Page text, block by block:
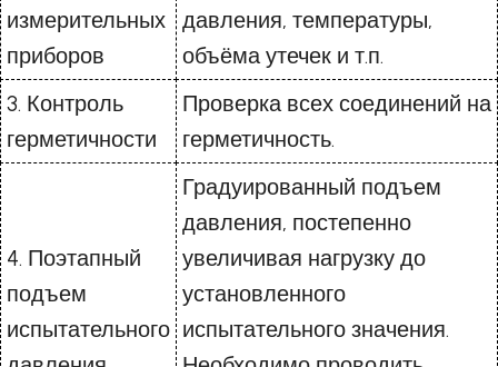
измерительных
приборов
давления, температуры,
объёма утечек и т.п.
3. Контроль
герметичности
Проверка всех соединений на
герметичность.
4. Поэтапный
подъем
испытательного
Градуированный подъем
давления, постепенно
увеличивая нагрузку до
установленного
испытательного значения.